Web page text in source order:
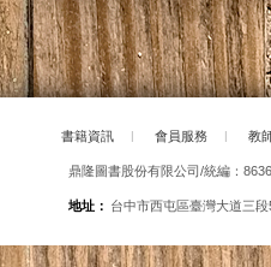
書籍資訊 | 會員服務 | 教
鼎隆圖書股份有限公司/統編：
地址： 台中市西屯區臺灣大道三